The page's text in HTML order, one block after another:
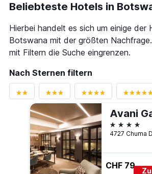
Beliebteste Hotels in
Hierbei handelt es sich um einige der
Botswana mit der größten
mit Filtern die Suche eingrenzen.
Nach Sternen filtern
4 Sterne
CHF 79